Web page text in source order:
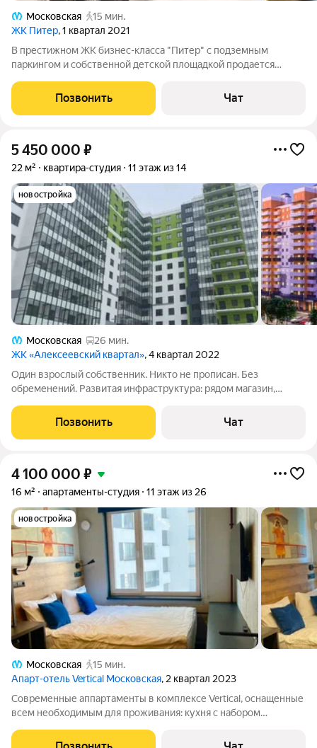
Московская
15 мин.
ЖК Питер, 1 квартал 2021
В престижном ЖК бизнес-класса "Питер" с подземным
паркингом и собственной детской площадкой продается
функционально зонированным пространством, включающим
остеклённый балкон общей площадью почти
Позвонить Чат
5 450 000 ₽
22 м² квартира-студия 11 этаж из 14
новостройка
Московская
26 мин.
ЖК «Алексеевский квартал», 4 квартал 2022
Один взрослый собственник. Никто не прописан. Без
обременений. Развитая инфраструктура: рядом магазин,
метро Купчино 10 минут без пробок и светофоров на новом
скоростном трамвае.
Позвонить Чат
4 100 000 ₽
16 м² апартаменты-студия 11 этаж из 26
новостройка
Московская
15 мин.
Апарт-отель Vertical Московская, 2 квартал 2023
Современные аппартаменты в комплексе Vertical, оснащенные
всем необходимым для проживания: кухня с набором
печь, холодильник, чайник. Новая двуспальная кровать. Есть